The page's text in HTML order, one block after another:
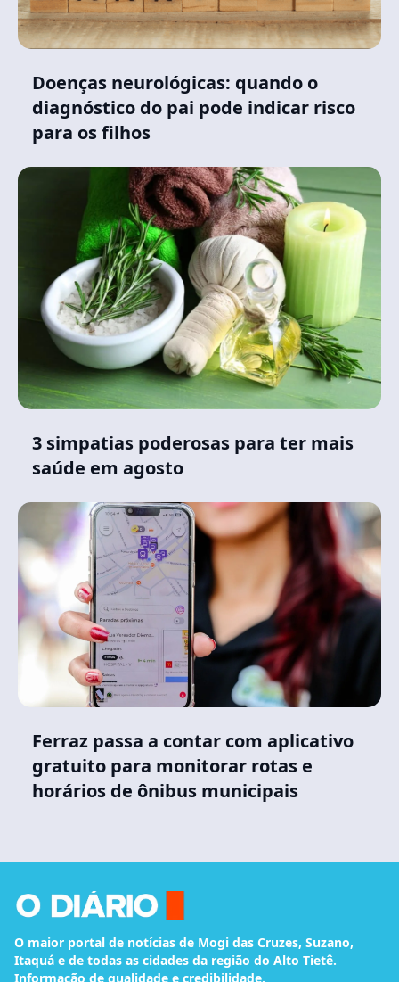
Doenças neurológicas: quando o
diagnóstico do pai pode indicar risco
para os filhos
3 simpatias poderosas para ter mais
saúde em agosto
Ferraz passa a contar com aplicativo
gratuito para monitorar rotas e
horários de ônibus municipais
O maior portal de notícias de Mogi das Cruzes, Suzano,
Itaquá e de todas as cidades da região do Alto Tietê.
Informação de qualidade e credibilidade.